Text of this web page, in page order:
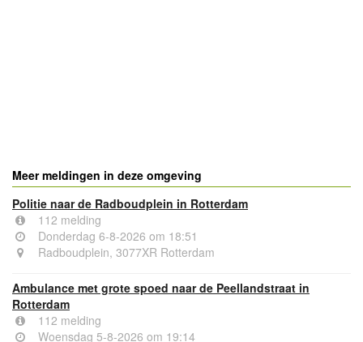
Meer meldingen in deze omgeving
Politie naar de Radboudplein in Rotterdam
112 melding
Donderdag 6-8-2026 om 18:51
Radboudplein, 3077XR Rotterdam
Ambulance met grote spoed naar de Peellandstraat in
Rotterdam
112 melding
Woensdag 5-8-2026 om 19:14